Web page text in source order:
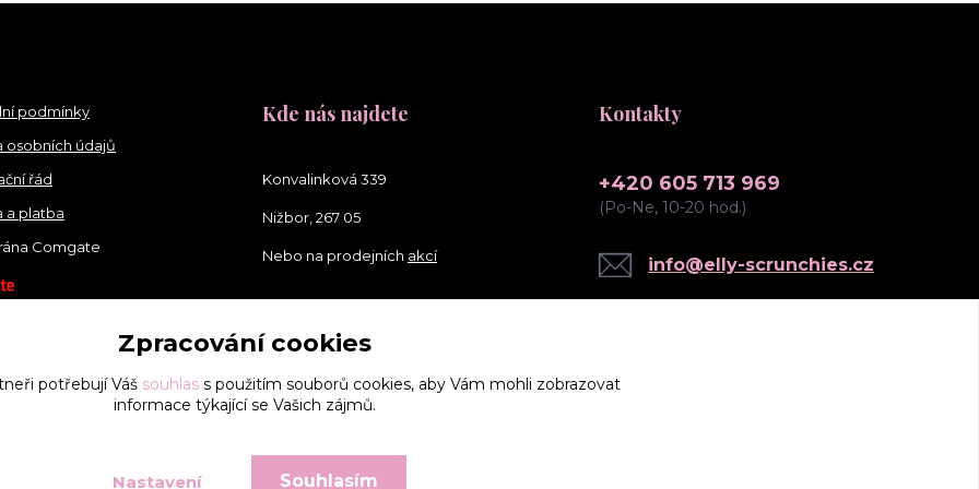
podmínky
osobních údajů
řád
a platba
Comgate
Kde nás najdete
Konvalinková 339
Nižbor, 267 05
Nebo na prodejních akcí
Kontakty
+420 605 713 969
(Po-Ne, 10-20 hod.)
info@elly-scrunchies.cz
Zpracování cookies
potřebují Váš souhlass použitím souborů cookies, aby Vám mohli zobrazovat
informace týkající se Vašich zájmů.
Nastavení Souhlasím